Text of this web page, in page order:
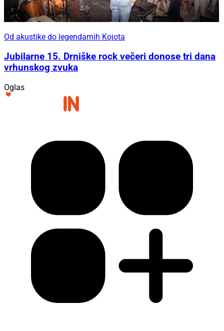
Od akustike do legendarnih Kojota
Jubilarne 15. Drniške rock večeri donose tri dana
vrhunskog zvuka
Oglas